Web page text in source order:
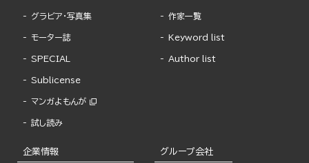
グラビア・写真集
モーター誌
SPECIAL
Sublicense
マンガよもんが
試し読み
作家一覧
Keyword list
Author list
企業情報 グループ会社